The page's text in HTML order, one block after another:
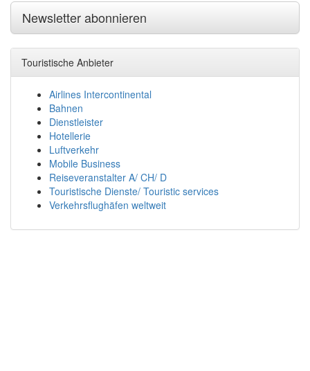
Newsletter abonnieren
Touristische Anbieter
Airlines Intercontinental
Bahnen
Dienstleister
Hotellerie
Luftverkehr
Mobile Business
Reiseveranstalter A/ CH/ D
Touristische Dienste/ Touristic services
Verkehrsflughäfen weltweit